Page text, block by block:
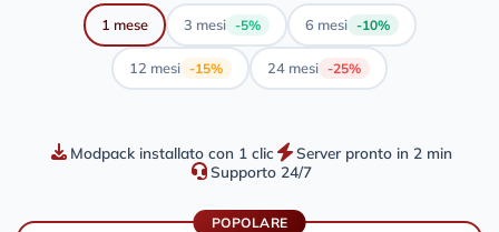
1 mese 3 mesi -5% 6 mesi -10%
12 mesi -15% 24 mesi -25%
Modpack installato con 1 clic
Server pronto in 2 min
Supporto 24/7
POPOLARE